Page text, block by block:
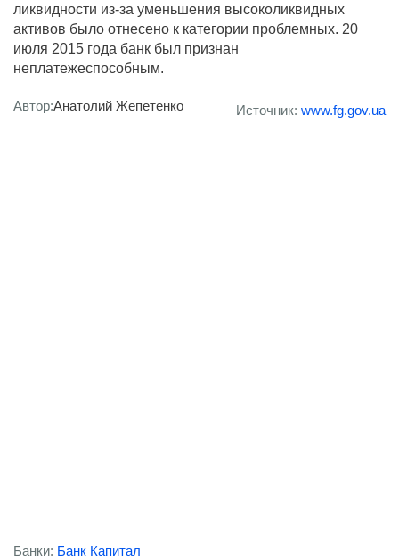
ликвидности из-за уменьшения высоколиквидных
активов было отнесено к категории проблемных. 20
июля 2015 года банк был признан
неплатежеспособным.
Автор:Анатолий Жепетенко Источник: www.fg.gov.ua
Банки: Банк Капитал